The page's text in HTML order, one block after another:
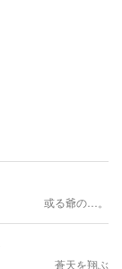
或る爺の…。
蒼天を翔ぶ